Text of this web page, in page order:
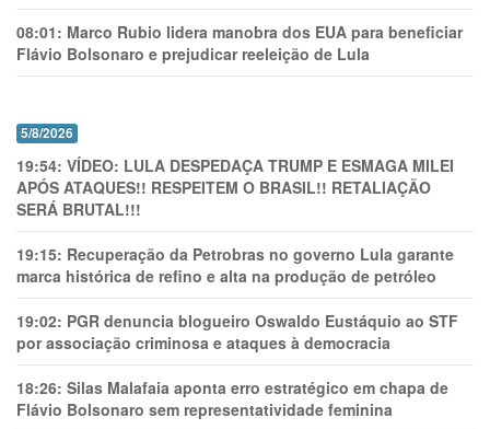
08:01: Marco Rubio lidera manobra dos EUA para beneficiar
Flávio Bolsonaro e prejudicar reeleição de Lula
5/8/2026
19:54: VÍDEO: LULA DESPEDAÇA TRUMP E ESMAGA MILEI
APÓS ATAQUES!! RESPEITEM O BRASIL!! RETALIAÇÃO
SERÁ BRUTAL!!!
19:15: Recuperação da Petrobras no governo Lula garante
marca histórica de refino e alta na produção de petróleo
19:02: PGR denuncia blogueiro Oswaldo Eustáquio ao STF
por associação criminosa e ataques à democracia
18:26: Silas Malafaia aponta erro estratégico em chapa de
Flávio Bolsonaro sem representatividade feminina